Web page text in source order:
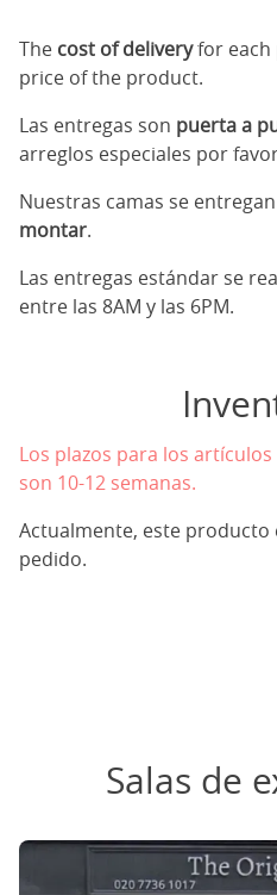
The cost of deliveryfor each
price of the product.
Las entregas son puerta a
arreglos especiales por
Nuestras camas se entregan
montar.
Las entregas estándar se
entre las 8AM y las 6PM.
Los plazos para los
son 10-12 semanas.
Actualmente, este
pedido.
Salas de